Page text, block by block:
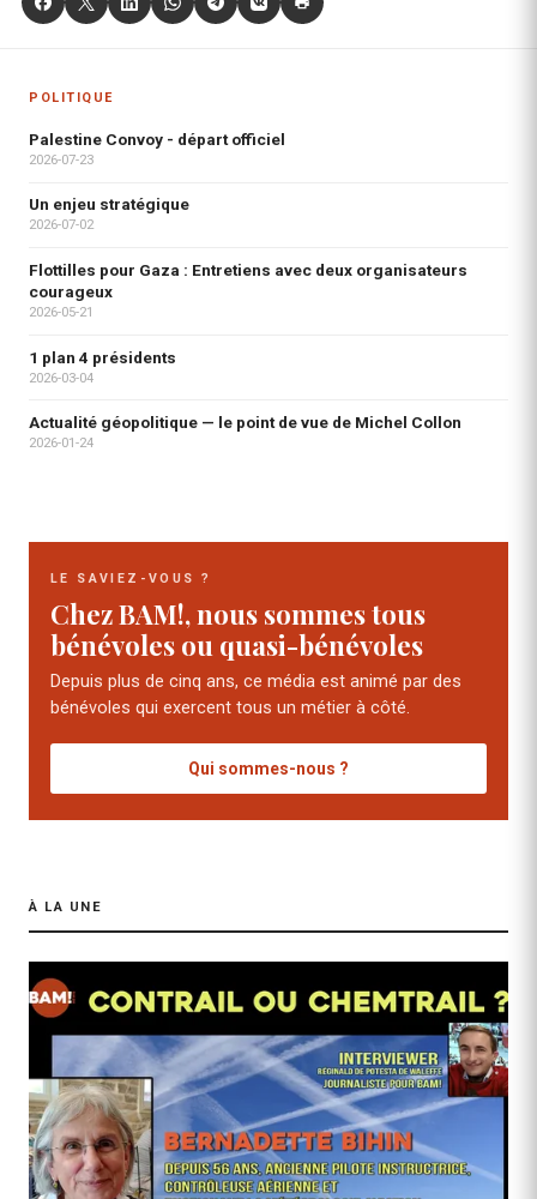
POLITIQUE
Palestine Convoy - départ officiel
2026-07-23
Un enjeu stratégique
2026-07-02
Flottilles pour Gaza : Entretiens avec deux organisateurs
courageux
2026-05-21
1 plan 4 présidents
2026-03-04
Actualité géopolitique — le point de vue de Michel Collon
2026-01-24
LE SAVIEZ-VOUS ?
Chez BAM!, nous sommes tous
bénévoles ou quasi-bénévoles
Depuis plus de cinq ans, ce média est animé par des
bénévoles qui exercent tous un métier à côté.
Qui sommes-nous ?
À LA UNE